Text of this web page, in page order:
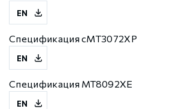
EN
Спецификация cMT3072XP
EN
Спецификация MT8092XE
EN